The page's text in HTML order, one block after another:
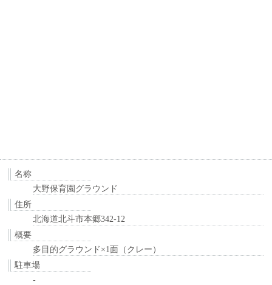
名称
大野保育園グラウンド
住所
北海道北斗市本郷342-12
概要
多目的グラウンド×1面（クレー）
駐車場
-